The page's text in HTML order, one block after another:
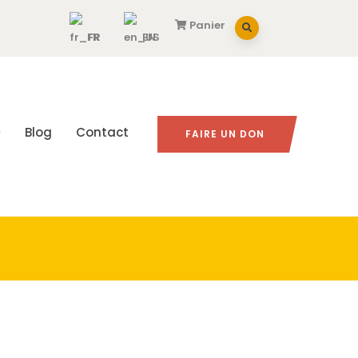
FR EN
Panier
Blog Contact FAIRE UN DON